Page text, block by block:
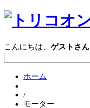
こんにちは、 ゲストさん
ホーム
/
モーター